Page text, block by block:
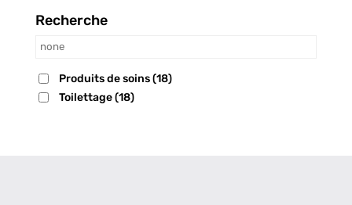
Recherche
Produits de soins(18)
Toilettage(18)